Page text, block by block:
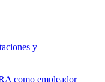
y
como empleador